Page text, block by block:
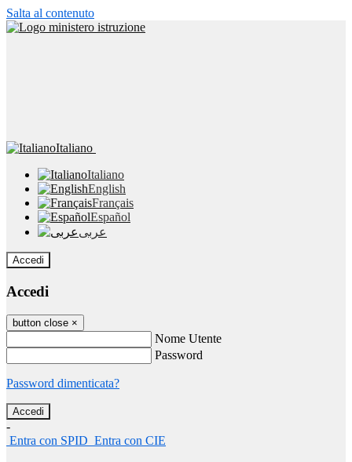
Salta al contenuto
Italiano
Italiano
English
Français
Español
عربى
Accedi
Accedi
button close ×
Nome Utente
Password
Password dimenticata?
-
Entra con SPID Entra con CIE